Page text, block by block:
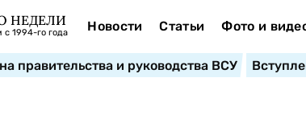
НЕДЕЛИ
с 1994-го года Новости Статьи Фото и
правительства и руководства ВСУ